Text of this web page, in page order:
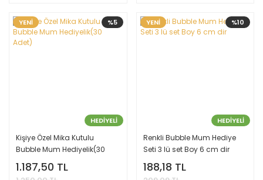
%5
YENİ
HEDİYELİ
Kişiye Özel Mika Kutulu
Bubble Mum Hediyelik(30
Adet)
1.187,50 TL
%10
YENİ
HEDİYELİ
Renkli Bubble Mum Hediye
Seti 3 lü set Boy 6 cm dir
188,18 TL